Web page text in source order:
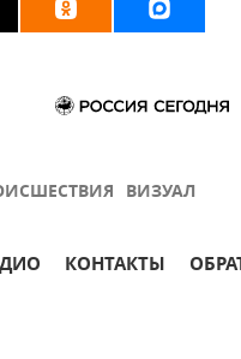
ВИЗУАЛ
КОНТАКТЫ